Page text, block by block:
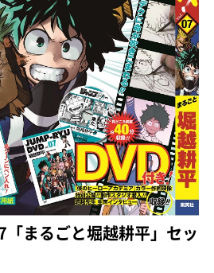
まるごと堀越耕平」セッ